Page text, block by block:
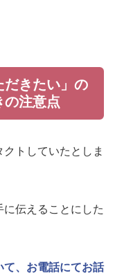
だきたい」の
の注意点
トしていたとしま
伝えることにした
て、お電話にてお話